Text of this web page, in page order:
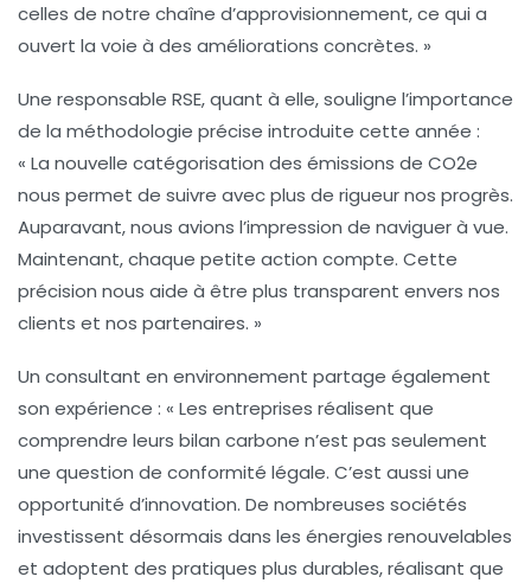
celles de notre chaîne d’approvisionnement, ce qui a
ouvert la voie à des améliorations concrètes. »
Une responsable RSE, quant à elle, souligne l’importance
de la méthodologie précise introduite cette année :
« La nouvelle catégorisation des émissions de CO2e
nous permet de suivre avec plus de rigueur nos progrès.
Auparavant, nous avions l’impression de naviguer à vue.
Maintenant, chaque petite action compte. Cette
précision nous aide à être plus transparent envers nos
clients et nos partenaires. »
Un consultant en environnement partage également
son expérience : « Les entreprises réalisent que
comprendre leurs bilan carbone n’est pas seulement
une question de conformité légale. C’est aussi une
opportunité d’innovation. De nombreuses sociétés
investissent désormais dans les énergies renouvelables
et adoptent des pratiques plus durables, réalisant que